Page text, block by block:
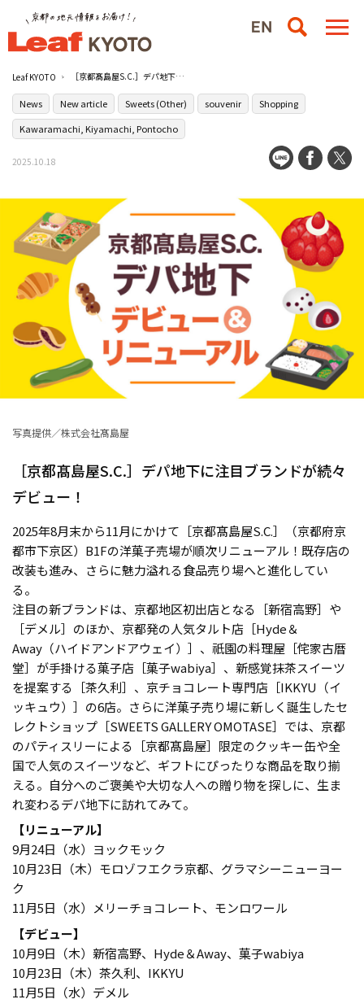
Leaf KYOTO ［京都髙島屋S.C.］デパ地下に注目ブランドが続々デビュー！
News New article Sweets (Other) souvenir
Shopping
Kawaramachi, Kiyamachi, Pontocho
2025.10.18
写真提供／株式会社髙島屋
［京都髙島屋S.C.］デパ地下に注目ブランドが続々
デビュー！
2025年8月末から11月にかけて［京都髙島屋S.C.］（京都府京
都市下京区）B1Fの洋菓子売場が順次リニューアル！既存店の
改装も進み、さらに魅力溢れる食品売り場へと進化してい
る。
注目の新ブランドは、京都地区初出店となる［新宿高野］や
［デメル］のほか、京都発の人気タルト店［Hyde＆
Away（ハイドアンドアウェイ）］、祇園の料理屋［侘家古暦
堂］が手掛ける菓子店［菓子wabiya］、新感覚抹茶スイーツ
を提案する［茶久利］、京チョコレート専門店［IKKYU（イ
ッキュウ）］の6店。さらに洋菓子売り場に新しく誕生したセ
レクトショップ［SWEETS GALLERY OMOTASE］では、京都
のパティスリーによる［京都髙島屋］限定のクッキー缶や全
国で人気のスイーツなど、ギフトにぴったりな商品を取り揃
える。自分へのご褒美や大切な人への贈り物を探しに、生ま
れ変わるデパ地下に訪れてみて。
【リニューアル】
9月24日（水）ヨックモック
10月23日（木）モロゾフエクラ京都、グラマシーニューヨー
ク
11月5日（水）メリーチョコレート、モンロワール
【デビュー】
10月9日（木）新宿高野、Hyde＆Away、菓子wabiya
10月23日（木）茶久利、IKKYU
11月5日（水）デメル